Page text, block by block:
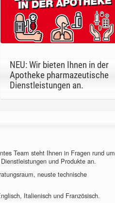
NEU: Wir bieten Ihnen in der
Apotheke pharmazeutische
Dienstleistungen an.
Team steht Ihnen in Fragen rund um
und Produkte an.
neuste technische
Italienisch und Französisch.